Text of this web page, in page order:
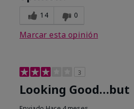
14 0
Marcar esta opinión
3
Looking Good…but